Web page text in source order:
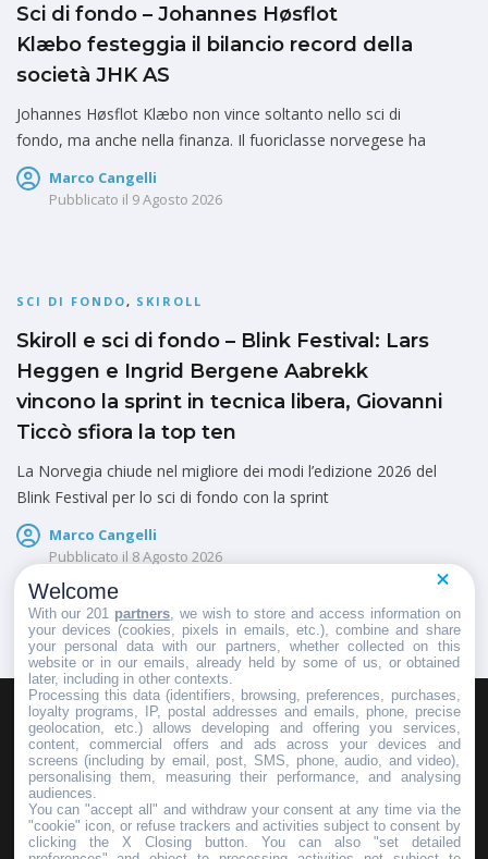
Sci di fondo – Johannes Høsflot
Klæbo festeggia il bilancio record della
società JHK AS
Johannes Høsflot Klæbo non vince soltanto nello sci di
fondo, ma anche nella finanza. Il fuoriclasse norvegese ha
Marco Cangelli
Pubblicato il 9 Agosto 2026
SCI DI FONDO, SKIROLL
Skiroll e sci di fondo – Blink Festival: Lars
Heggen e Ingrid Bergene Aabrekk
vincono la sprint in tecnica libera, Giovanni
Ticcò sfiora la top ten
La Norvegia chiude nel migliore dei modi l’edizione 2026 del
Blink Festival per lo sci di fondo con la sprint
Marco Cangelli
Pubblicato il 8 Agosto 2026
HOMEPAGEREDAZIONEINVIA UN COMUNICATO STAMPA
PUBBLICITÀSCRIVI AL DIRETTORE
Welcome
With our 201 partners , we wish to store and access information on
your devices (cookies, pixels in emails, etc.), combine and share
your personal data with our partners, whether collected on this
website or in our emails, already held by some of us, or obtained
later, including in other contexts.
Processing this data (identifiers, browsing, preferences, purchases,
loyalty programs, IP, postal addresses and emails, phone, precise
geolocation, etc.) allows developing and offering you services,
content, commercial offers and ads across your devices and
screens (including by email, post, SMS, phone, audio, and video),
personalising them, measuring their performance, and analysing
audiences.
You can "accept all" and withdraw your consent at any time via the
"cookie" icon, or refuse trackers and activities subject to consent by
clicking the X Closing button. You can also "set detailed